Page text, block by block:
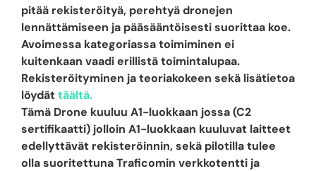
pitää rekisteröityä, perehtyä dronejen
lennättämiseen ja pääsääntöisesti suorittaa koe.
Avoimessa kategoriassa toimiminen ei
kuitenkaan vaadi erillistä toimintalupaa.
Rekisteröityminen ja teoriakokeen sekä lisätietoa
löydättäältä.
Tämä Drone kuuluu A1-luokkaan jossa (C2
sertifikaatti) jolloin A1-luokkaan kuuluvat laitteet
edellyttävät rekisteröinnin, sekä pilotilla tulee
olla suoritettuna Traficomin verkkotentti ja